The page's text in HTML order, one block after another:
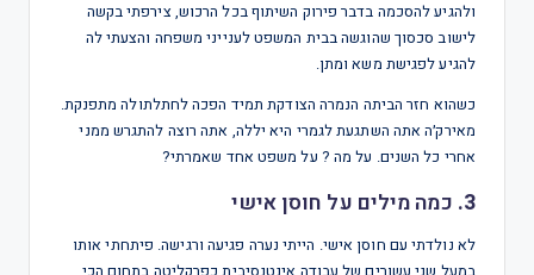
ולהגיע להסכמה בדבר פירוק השיתוף בכל הרכוש, צירפתי בקשה
לישוב סכסוך שהוגשה בבית המשפט לענייני משפחה והצעתי לה
להגיע לפגישת משא ומתן.
כשהוא חזר הביתה הנמרה הצודקת תמיד הפכה לחתלתולה מתפנקת.
מאירק׳ה אתה השתגעת לגמרי היא יללה, אתה רוצה להתגרש ממני
אחרי כל השנים. על מה ? על משפט אחד שאמרתי?
3. כמה מילים על חוסן אישי
לא נולדתי עם חוסן אישי. הייתי נערה פגיעה ורגישה. פיתחתי אותו